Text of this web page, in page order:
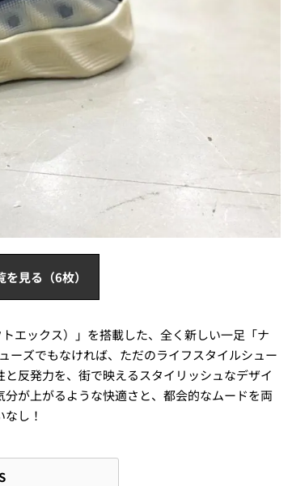
見る（6枚）
エックス）」を搭載した、全く新しい一足「ナ
ーズでもなければ、ただのライフスタイルシュー
反発力を、街で映えるスタイリッシュなデザイ
が上がるような快適さと、都会的なムードを両
し！